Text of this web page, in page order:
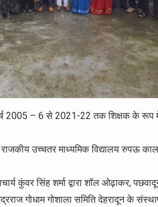
2005 – 6 से 2021-22 तक शिक्षक के रूप
उच्चतर माध्यमिक विद्यालय रुपऊ
कुंवर सिंह शर्मा द्वारा शॉल ओढ़ाकर,
गोधाम गोशाला समिति देहरादून के